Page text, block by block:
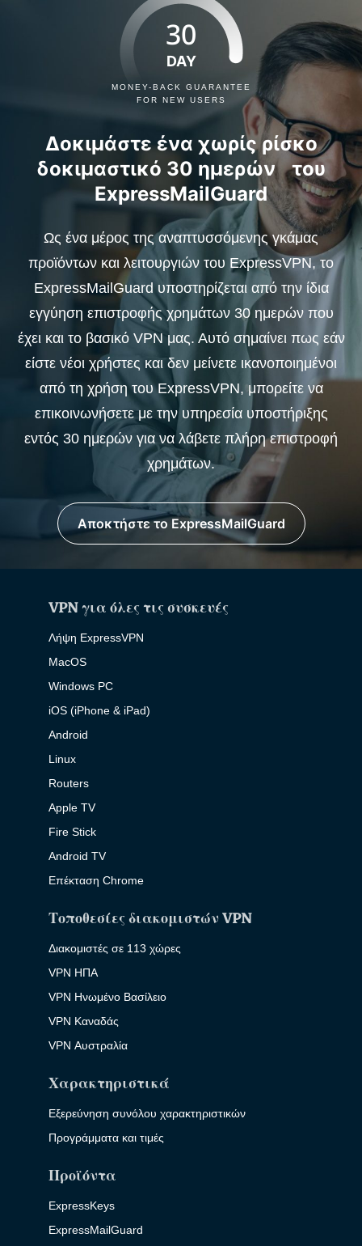
30
DAY
MONEY-BACK GUARANTEE
FOR NEW USERS
Δοκιμάστε ένα χωρίς ρίσκο
δοκιμαστικό 30 ημερών του
ExpressMailGuard
Ως ένα μέρος της αναπτυσσόμενης γκάμας
προϊόντων και λειτουργιών του ExpressVPN, το
ExpressMailGuard υποστηρίζεται από την ίδια
εγγύηση επιστροφής χρημάτων 30 ημερών που
έχει και το βασικό VPN μας. Αυτό σημαίνει πως εάν
είστε νέοι χρήστες και δεν μείνετε ικανοποιημένοι
από τη χρήση του ExpressVPN, μπορείτε να
επικοινωνήσετε με την υπηρεσία υποστήριξης
εντός 30 ημερών για να λάβετε πλήρη επιστροφή
χρημάτων.
Αποκτήστε το ExpressMailGuard
VPN για όλες τις συσκευές
Λήψη ExpressVPN
MacOS
Windows PC
iOS (iPhone & iPad)
Android
Linux
Routers
Apple TV
Fire Stick
Android TV
Επέκταση Chrome
Τοποθεσίες διακομιστών VPN
Διακομιστές σε 113 χώρες
VPN ΗΠΑ
VPN Ηνωμένο Βασίλειο
VPN Καναδάς
VPN Αυστραλία
Χαρακτηριστικά
Εξερεύνηση συνόλου χαρακτηριστικών
Προγράμματα και τιμές
Προϊόντα
ExpressKeys
ExpressMailGuard